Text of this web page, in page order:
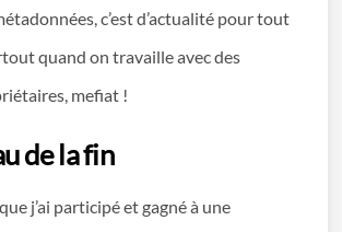
c’est d’actualité pour tout
quand on travaille avec des
mefiat !
de la fin
j’ai participé et gagné à une